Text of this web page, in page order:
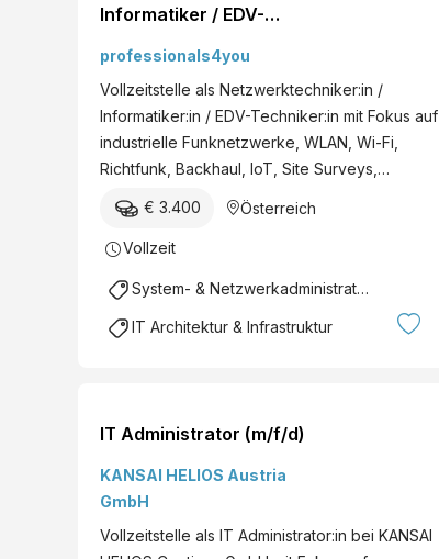
Informatiker / EDV-
professionals4you
Vollzeitstelle als Netzwerktechniker:in /
Informatiker:in / EDV-Techniker:in mit Fokus auf
industrielle Funknetzwerke, WLAN, Wi-Fi,
Richtfunk, Backhaul, IoT, Site Surveys,…
€ 3.400 Österreich
Vollzeit
System- & Netzwerkadministration
IT Architektur & Infrastruktur
IT Administrator (m/f/d)
KANSAI HELIOS Austria
GmbH
Vollzeitstelle als IT Administrator:in bei KANSAI